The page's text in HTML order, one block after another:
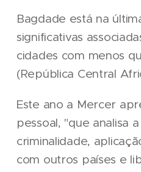
Bagdade está na
significativas
cidades com menos
(República Central
Este ano a Mercer
pessoal, "que analisa
criminalidade,
com outros países e